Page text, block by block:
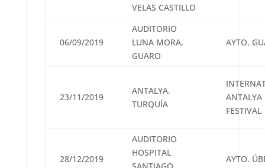
VELAS CASTILLO
06/09/2019
AUDITORIO
LUNA MORA,
GUARO
AYTO.
23/11/2019
ANTALYA,
TURQUÍA
FESTIVAL
28/12/2019
AUDITORIO
HOSPITAL
SANTIAGO,
AYTO.